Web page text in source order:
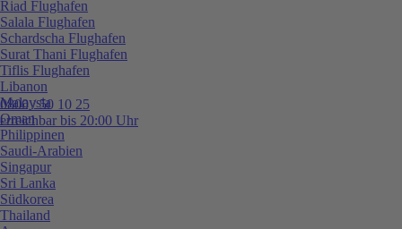
0800 / 50 10 25
erreichbar bis 20:00 Uhr
Riad Flughafen
Salala Flughafen
Schardscha Flughafen
Surat Thani Flughafen
Tiflis Flughafen
Libanon
Malaysia
Oman
Philippinen
Saudi-Arabien
Singapur
Sri Lanka
Südkorea
Thailand